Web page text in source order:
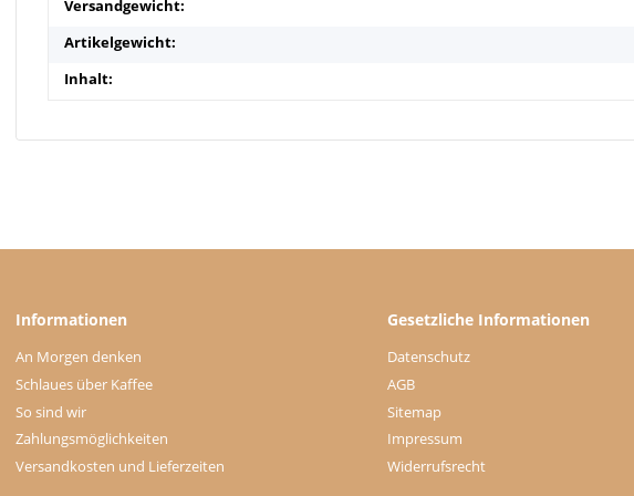
Versandgewicht:
Artikelgewicht:
Inhalt:
Informationen
An Morgen denken
Schlaues über Kaffee
So sind wir
Zahlungsmöglichkeiten
Versandkosten und Lieferzeiten
Gesetzliche Informationen
Datenschutz
AGB
Sitemap
Impressum
Widerrufsrecht